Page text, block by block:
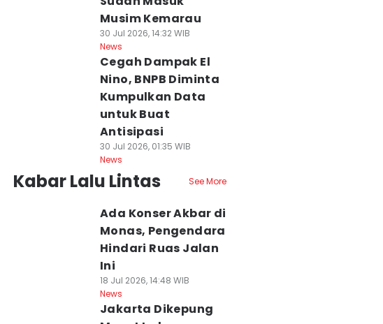
Musim Kemarau
30 Jul 2026, 14:32 WIB
News
Cegah Dampak El
Nino, BNPB Diminta
Kumpulkan Data
untuk Buat
Antisipasi
30 Jul 2026, 01:35 WIB
News
Kabar Lalu Lintas See More
Ada Konser Akbar di
Monas, Pengendara
Hindari Ruas Jalan
Ini
18 Jul 2026, 14:48 WIB
News
Jakarta Dikepung